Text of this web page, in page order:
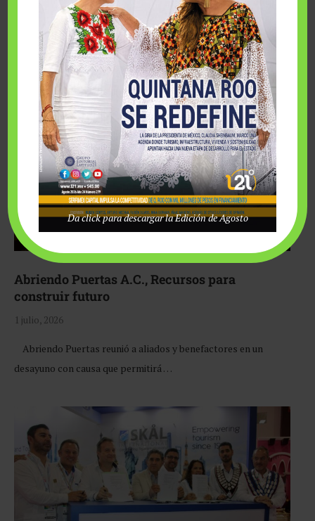
Fairmont Mayakoba y Make-A-Wish México unieron
esfuerzos para hacer realidad el deseo de una …
Abriendo Puertas A.C., Recursos para
construir futuro
1 julio, 2026
Abriendo Puertas reunió a aliados y benefactores en un
desayuno con causa que permitirá …
Da click para descargar la Edición de Agosto